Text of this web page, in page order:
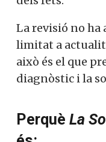
La revisió no ha
limitat a
això és el que
diagnòstic i la
Perquè La